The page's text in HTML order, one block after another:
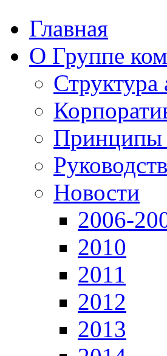
Главная
О Группе
Структура
Принципы
Новости
2006-
2010
2011
2012
2013